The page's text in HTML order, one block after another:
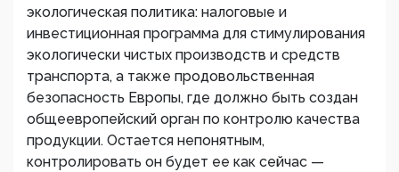
экологическая политика: налоговые и
инвестиционная программа для стимулирования
экологически чистых производств и средств
транспорта, а также продовольственная
безопасность Европы, где должно быть создан
общеевропейский орган по контролю качества
продукции. Остается непонятным,
контролировать он будет ее как сейчас —